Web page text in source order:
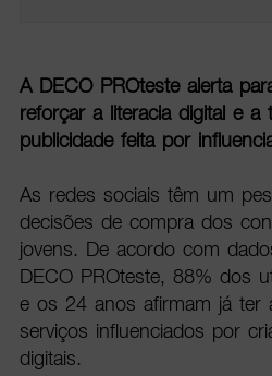
A DECO PROteste alerta
reforçar a literacia digital e a
publicidade feita por
As redes sociais têm um
decisões de compra dos
jovens. De acordo com
DECO PROteste, 88% dos
e os 24 anos afirmam já ter
serviços influenciados por
digitais.